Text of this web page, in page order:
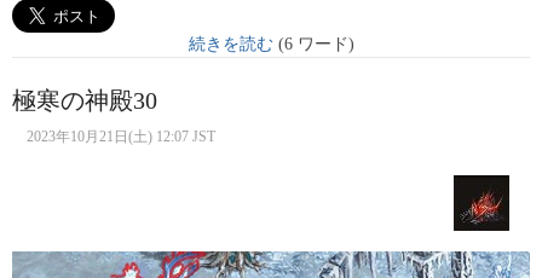
続きを読む(6 ワード)
極寒の神殿30
2023年10月21日(土) 12:07 JST